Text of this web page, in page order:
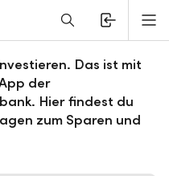
willbe
Das ist mit
der
Hier findest du
zum Sparen und